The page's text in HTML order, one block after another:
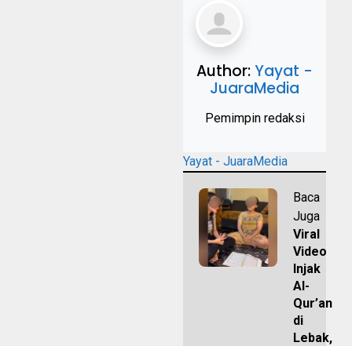
Author:Yayat -
JuaraMedia
Pemimpin redaksi
Yayat - JuaraMedia
Baca
Juga
Viral
Video
Injak
Al-
Qur’an
di
Lebak,